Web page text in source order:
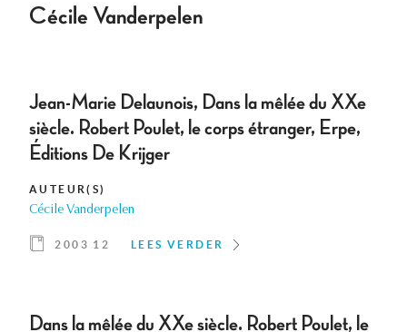
Cécile Vanderpelen
Jean-Marie Delaunois, Dans la mêlée du XXe
siècle. Robert Poulet, le corps étranger, Erpe,
Éditions De Krijger
AUTEUR(S)
Cécile Vanderpelen
2003 12 LEES VERDER
Dans la mêlée du XXe siècle. Robert Poulet, le